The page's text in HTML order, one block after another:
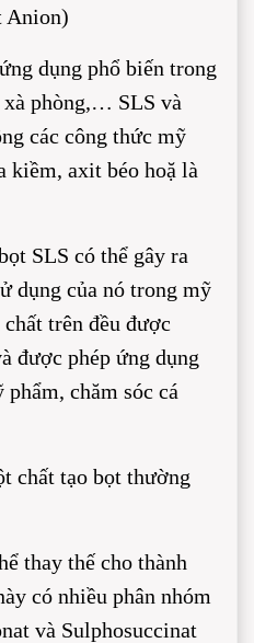
Anion)
dụng phổ biến trong
xà phòng,… SLS và
các công thức mỹ
kiềm, axit béo hoặ là
SLS có thể gây ra
dụng của nó trong mỹ
trên đều được
được phép ứng dụng
chăm sóc cá
chất tạo bọt thường
thay thế cho thành
có nhiều phân nhóm
và Sulphosuccinat